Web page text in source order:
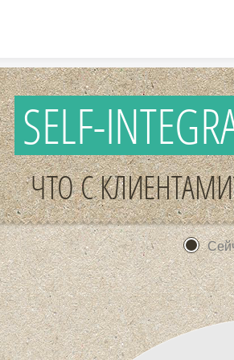
SELF-
ЧТО С